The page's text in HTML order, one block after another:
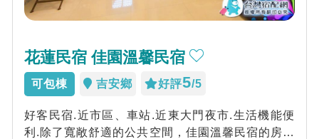
花蓮民宿 佳園溫馨民宿
可包棟 吉安鄉 好評5/5
好客民宿.近市區、車站.近東大門夜市.生活機能便
利.除了寬敞舒適的公共空間，佳園溫馨民宿的房間